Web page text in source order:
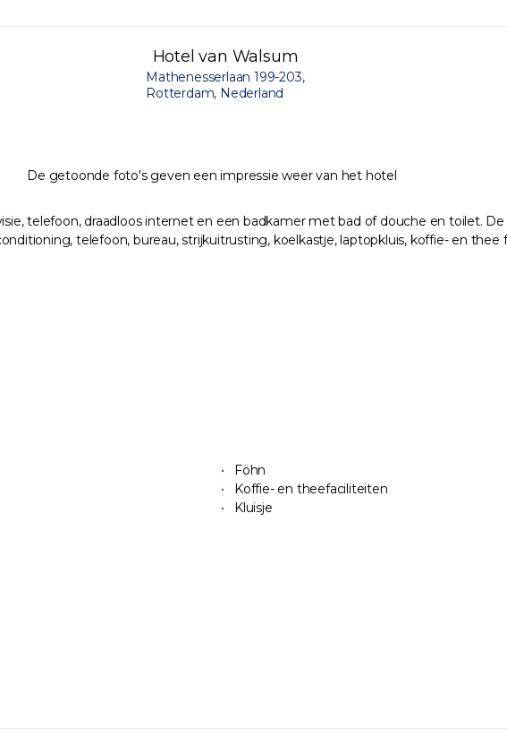
Hotel van Walsum
Mathenesserlaan 199-203,
Rotterdam, Nederland
De getoonde foto's geven een impressie weer van het hotel
telefoon, draadloos internet en een badkamer met bad of douche en toilet.
telefoon, bureau, strijkuitrusting, koelkastje, laptopkluis, koffie- en
Föhn
Koffie- en theefaciliteiten
Kluisje